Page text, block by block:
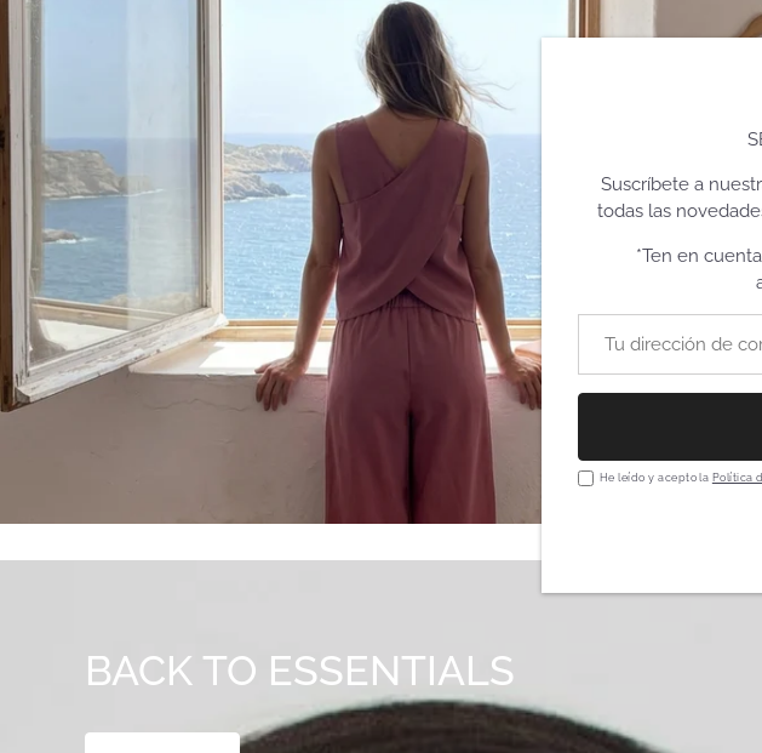
BACK TO ESSENTIALS
Suscríbete a
todas las
*Ten en
He leído y acepto la Política